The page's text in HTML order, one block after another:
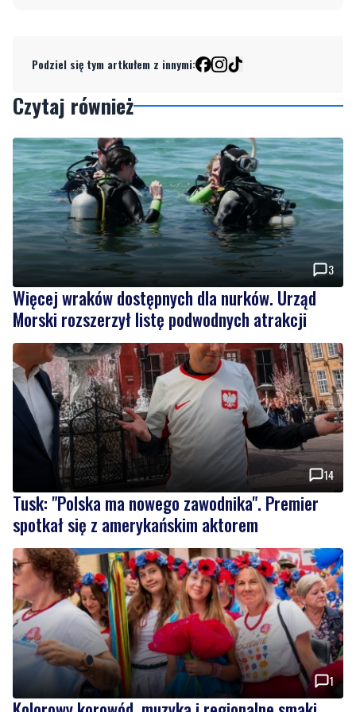
3
Więcej wraków dostępnych dla nurków. Urząd
Morski rozszerzył listę podwodnych atrakcji
14
Tusk: "Polska ma nowego zawodnika". Premier
spotkał się z amerykańskim aktorem
1
Kolorowy korowód, muzyka i regionalne smaki.
Nadchodzi Święto Kociewia
Wiadomości